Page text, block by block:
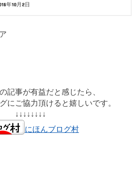
年10月2日
記事が有益だと感じたら、
にご協力頂けると嬉しいです。
↓↓↓↓↓↓↓↓
にほんブログ村